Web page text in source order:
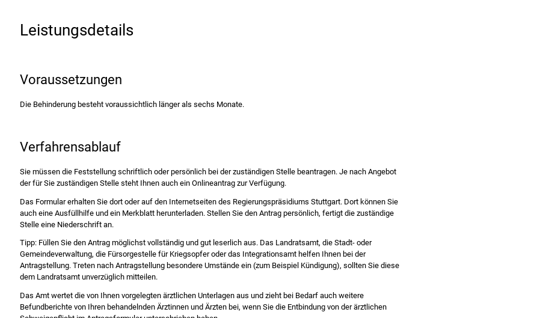
Leistungsdetails
Voraussetzungen
Die Behinderung besteht voraussichtlich länger als sechs Monate.
Verfahrensablauf
Sie müssen die Feststellung schriftlich oder persönlich bei der zuständigen Stelle beantragen. Je nach Angebot
der für Sie zuständigen Stelle steht Ihnen auch ein Onlineantrag zur Verfügung.
Das Formular erhalten Sie dort oder auf den Internetseiten des Regierungspräsidiums Stuttgart. Dort können Sie
auch eine Ausfüllhilfe und ein Merkblatt herunterladen. Stellen Sie den Antrag persönlich, fertigt die zuständige
Stelle eine Niederschrift an.
Tipp:Füllen Sie den Antrag möglichst vollständig und gut leserlich aus. Das Landratsamt, die Stadt- oder
Gemeindeverwaltung, die Fürsorgestelle für Kriegsopfer oder das Integrationsamt helfen Ihnen bei der
Antragstellung. Treten nach Antragstellung besondere Umstände ein (zum Beispiel Kündigung), sollten Sie diese
dem Landratsamt unverzüglich mitteilen.
Das Amt wertet die von Ihnen vorgelegten ärztlichen Unterlagen aus und zieht bei Bedarf auch weitere
Befundberichte von Ihren behandelnden Ärztinnen und Ärzten bei, wenn Sie die Entbindung von der ärztlichen